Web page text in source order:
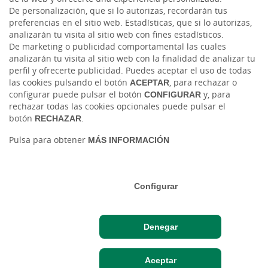
De personalización, que si lo autorizas, recordarán tus
preferencias en el sitio web. Estadísticas, que si lo autorizas,
analizarán tu visita al sitio web con fines estadísticos.
De marketing o publicidad comportamental las cuales
analizarán tu visita al sitio web con la finalidad de analizar tu
perfil y ofrecerte publicidad. Puedes aceptar el uso de todas
las cookies pulsando el botón ACEPTAR, para rechazar o
configurar puede pulsar el botón CONFIGURAR y, para
rechazar todas las cookies opcionales puede pulsar el
botón RECHAZAR.
Pulsa para obtener MÁS INFORMACIÓN
Configurar
Denegar
AceptarAcceso cliente
Cambio de moneda Global Exchange